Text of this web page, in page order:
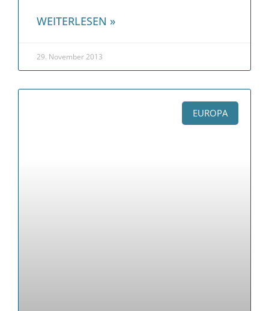
WEITERLESEN »
29. November 2013
EUROPA